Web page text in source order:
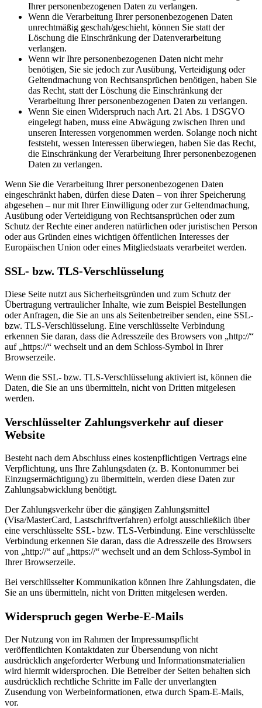
Ihrer personenbezogenen Daten zu verlangen.
Wenn die Verarbeitung Ihrer personenbezogenen Daten
unrechtmäßig geschah/geschieht, können Sie statt der
Löschung die Einschränkung der Datenverarbeitung
verlangen.
Wenn wir Ihre personenbezogenen Daten nicht mehr
benötigen, Sie sie jedoch zur Ausübung, Verteidigung oder
Geltendmachung von Rechtsansprüchen benötigen, haben Sie
das Recht, statt der Löschung die Einschränkung der
Verarbeitung Ihrer personenbezogenen Daten zu verlangen.
Wenn Sie einen Widerspruch nach Art. 21 Abs. 1 DSGVO
eingelegt haben, muss eine Abwägung zwischen Ihren und
unseren Interessen vorgenommen werden. Solange noch nicht
feststeht, wessen Interessen überwiegen, haben Sie das Recht,
die Einschränkung der Verarbeitung Ihrer personenbezogenen
Daten zu verlangen.
Wenn Sie die Verarbeitung Ihrer personenbezogenen Daten
eingeschränkt haben, dürfen diese Daten – von ihrer Speicherung
abgesehen – nur mit Ihrer Einwilligung oder zur Geltendmachung,
Ausübung oder Verteidigung von Rechtsansprüchen oder zum
Schutz der Rechte einer anderen natürlichen oder juristischen Person
oder aus Gründen eines wichtigen öffentlichen Interesses der
Europäischen Union oder eines Mitgliedstaats verarbeitet werden.
SSL- bzw. TLS-Verschlüsselung
Diese Seite nutzt aus Sicherheitsgründen und zum Schutz der
Übertragung vertraulicher Inhalte, wie zum Beispiel Bestellungen
oder Anfragen, die Sie an uns als Seitenbetreiber senden, eine SSL-
bzw. TLS-Verschlüsselung. Eine verschlüsselte Verbindung
erkennen Sie daran, dass die Adresszeile des Browsers von „http://“
auf „https://“ wechselt und an dem Schloss-Symbol in Ihrer
Browserzeile.
Wenn die SSL- bzw. TLS-Verschlüsselung aktiviert ist, können die
Daten, die Sie an uns übermitteln, nicht von Dritten mitgelesen
werden.
Verschlüsselter Zahlungsverkehr auf dieser
Website
Besteht nach dem Abschluss eines kostenpflichtigen Vertrags eine
Verpflichtung, uns Ihre Zahlungsdaten (z. B. Kontonummer bei
Einzugsermächtigung) zu übermitteln, werden diese Daten zur
Zahlungsabwicklung benötigt.
Der Zahlungsverkehr über die gängigen Zahlungsmittel
(Visa/MasterCard, Lastschriftverfahren) erfolgt ausschließlich über
eine verschlüsselte SSL- bzw. TLS-Verbindung. Eine verschlüsselte
Verbindung erkennen Sie daran, dass die Adresszeile des Browsers
von „http://“ auf „https://“ wechselt und an dem Schloss-Symbol in
Ihrer Browserzeile.
Bei verschlüsselter Kommunikation können Ihre Zahlungsdaten, die
Sie an uns übermitteln, nicht von Dritten mitgelesen werden.
Widerspruch gegen Werbe-E-Mails
Der Nutzung von im Rahmen der Impressumspflicht
veröffentlichten Kontaktdaten zur Übersendung von nicht
ausdrücklich angeforderter Werbung und Informationsmaterialien
wird hiermit widersprochen. Die Betreiber der Seiten behalten sich
ausdrücklich rechtliche Schritte im Falle der unverlangten
Zusendung von Werbeinformationen, etwa durch Spam-E-Mails,
vor.